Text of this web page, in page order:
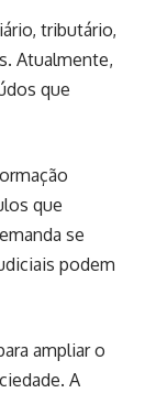
tributário,
Atualmente,
que
que
se
podem
ampliar o
A